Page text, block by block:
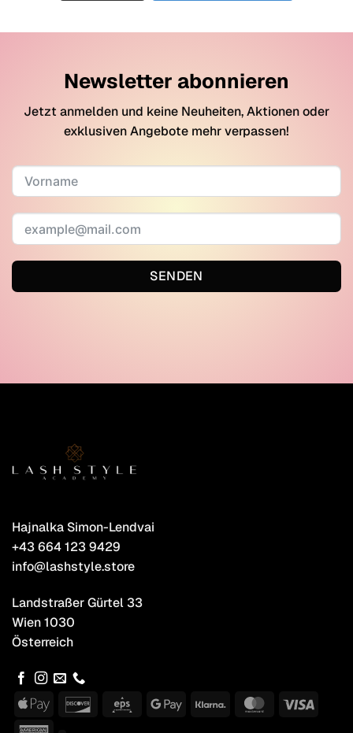
Newsletter abonnieren
Jetzt anmelden und keine Neuheiten, Aktionen oder
exklusiven Angebote mehr verpassen!
SENDEN
Hajnalka Simon-Lendvai
+43 664 123 9429
info@lashstyle.store
Landstraßer Gürtel 33
Wien 1030
Österreich
Apple
Discover Eps
GoogleKlarna MasterCard
Visa